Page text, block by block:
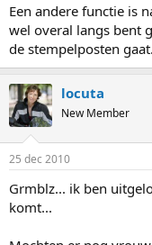
Een andere functie is
wel overal langs bent
de stempelposten gaat.
locuta
New Member
25 dec 2010
Grmblz... ik ben
komt...